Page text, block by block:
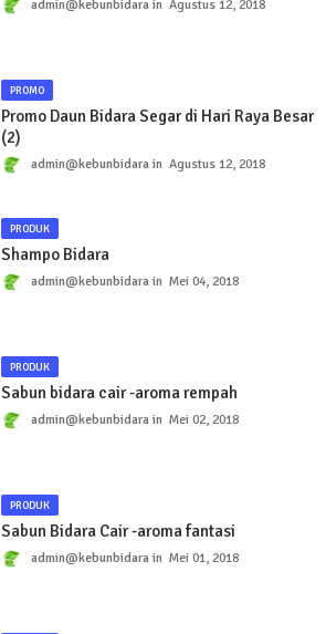
admin@kebunbidara Agustus 12, 2018
PROMO
Promo Daun Bidara Segar di Hari Raya Besar
(2)
admin@kebunbidara Agustus 12, 2018
PRODUK
Shampo Bidara
admin@kebunbidara Mei 04, 2018
PRODUK
Sabun bidara cair -aroma rempah
admin@kebunbidara Mei 02, 2018
PRODUK
Sabun Bidara Cair -aroma fantasi
admin@kebunbidara Mei 01, 2018